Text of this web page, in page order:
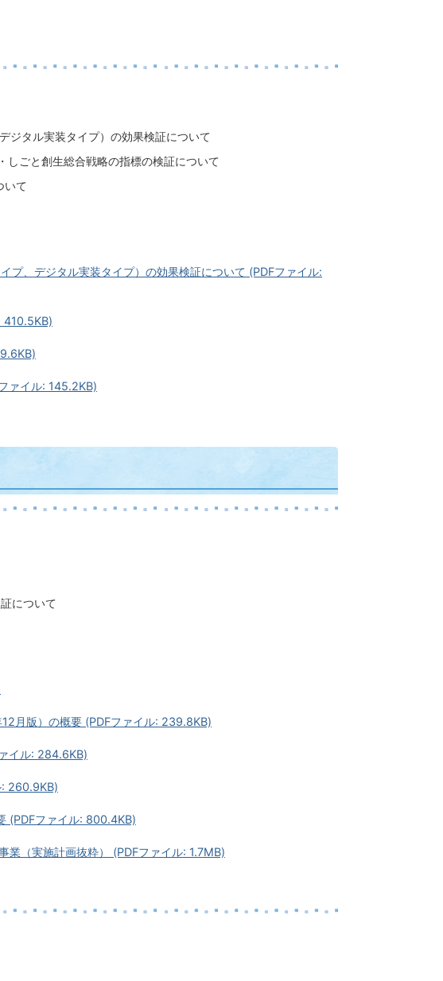
ジタル実装タイプ）の効果検証について
しごと創生総合戦略の指標の検証について
いて
プ、デジタル実装タイプ）の効果検証について (PDFファイル:
410.5KB)
ァイル: 145.2KB)
について
月版）の概要 (PDFファイル: 239.8KB)
イル: 284.6KB)
: 260.9KB)
(PDFファイル: 800.4KB)
業（実施計画抜粋） (PDFファイル: 1.7MB)